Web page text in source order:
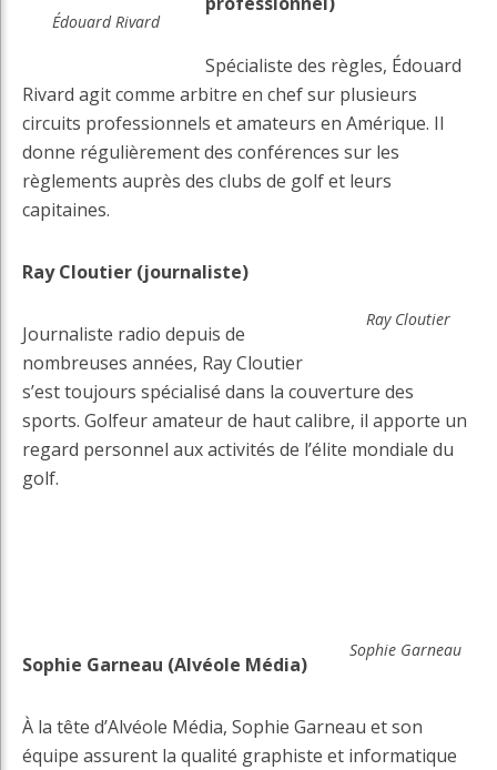
Édouard Rivard
Spécialiste des règles, Édouard
Rivard agit comme arbitre en chef sur plusieurs
circuits professionnels et amateurs en Amérique. Il
donne régulièrement des conférences sur les
règlements auprès des clubs de golf et leurs
capitaines.
Ray Cloutier
Ray Cloutier (journaliste)
Journaliste radio depuis de
nombreuses années, Ray Cloutier
s’est toujours spécialisé dans la couverture des
sports. Golfeur amateur de haut calibre, il apporte un
regard personnel aux activités de l’élite mondiale du
golf.
Sophie Garneau
Sophie Garneau (Alvéole Média)
À la tête d’Alvéole Média, Sophie Garneau et son
équipe assurent la qualité graphiste et informatique